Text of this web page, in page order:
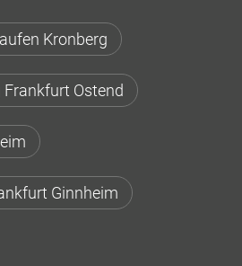
Kronberg
Ostend
Ginnheim